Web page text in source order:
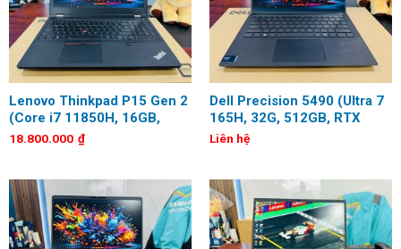
Lenovo Thinkpad P15 Gen 2
(Core i7 11850H, 16GB,
512GB, Quadro T1200, 15.6
18.800.000 ₫
Dell Precision 5490 (Ultra 7
165H, 32G, 512GB, RTX
1000 Ada 6GB, 14 inch, Full
Liên hệ